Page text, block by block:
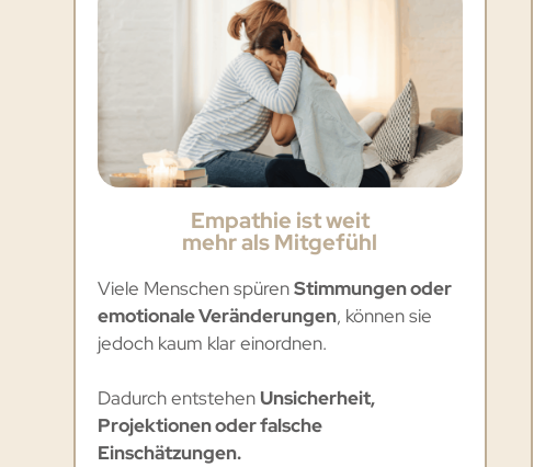
Empathie ist weit
mehr als Mitgefühl
Viele Menschen spürenStimmungen oder
emotionale Veränderungen, können sie
jedoch kaum klar einordnen.
Dadurch entstehen Unsicherheit,
Projektionen oder falsche
Einschätzungen.